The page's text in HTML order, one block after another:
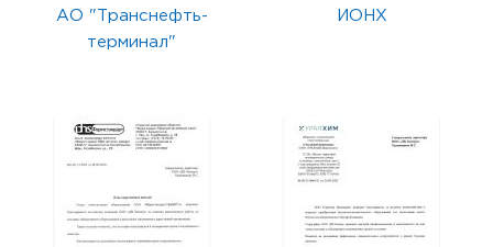
АО "Транснефть-
терминал"
ИОНХ